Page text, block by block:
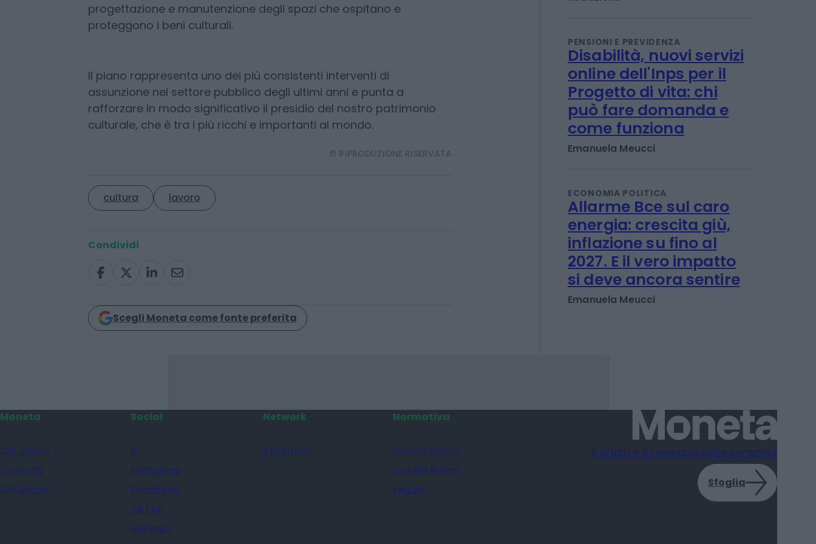
delle strutture culturali. A questi si aggiungono 400 funzionari, di
cui 300 bibliotecari e 100 architetti. Queste figure sono ritenute
proteggono i beni culturali.
Il piano rappresenta uno dei più consistenti interventi di
assunzione nel settore pubblico degli ultimi anni e punta a
cultura
Redazione
PENSIONI E PREVIDENZA
Disabilità, nuovi servizi
online dell'Inps per il
Progetto di vita: chi
Emanuela Meucci
ECONOMIA POLITICA
Allarme Bce sul caro
energia: crescita giù,
inflazione su fino al
Moneta Social
X
Instagram
Normativa
Il dritto e il rovescio dell'economia